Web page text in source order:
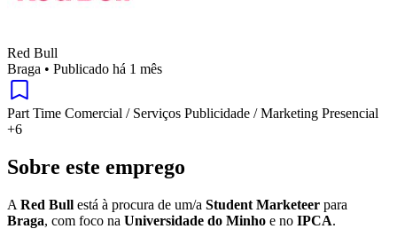
Red Bull
Braga • Publicado há 1 mês
Part Time Comercial / Serviços Publicidade / Marketing Presencial
+6
Sobre este emprego
A Red Bull está à procura de um/a Student Marketeer para
Braga, com foco na Universidade do Minho e no IPCA.